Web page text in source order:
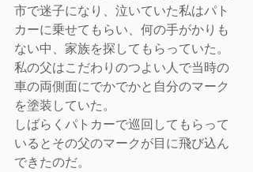
市で迷子になり、泣いていた私はパト
カーに乗せてもらい、何の手がかりも
ない中、家族を探してもらっていた。
私の父はこだわりのつよい人で当時の
車の両側面にでかでかと自分のマーク
を塗装していた。
しばらくパトカーで巡回してもらって
いるとその父のマークが目に飛び込ん
できたのだ。